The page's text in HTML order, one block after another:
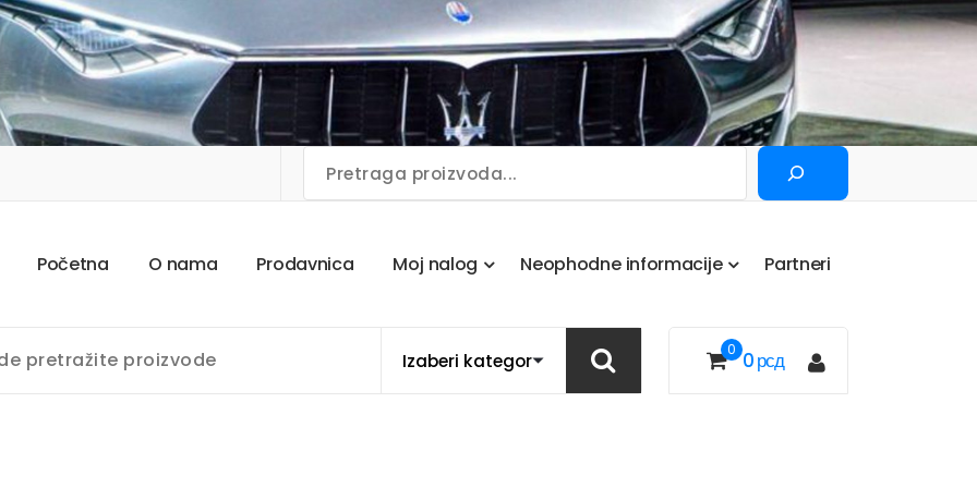
Početna O nama Prodavnica Moj nalog Neophodne informacije Partneri
0 0рсд